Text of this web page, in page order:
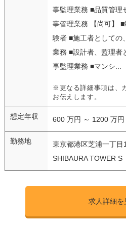
事監理業務 ■品質管理
事管理業務 【尚可】
験者 ■施工者としての
業務 ■設計者、監理者
事監理業務 ■マンシ...
※更なる詳細事項は、
お伝えします。
想定年収 600 万円 ～ 1200 万円
勤務地
東京都港区芝浦一丁
SHIBAURA TOWER S
求人詳細を